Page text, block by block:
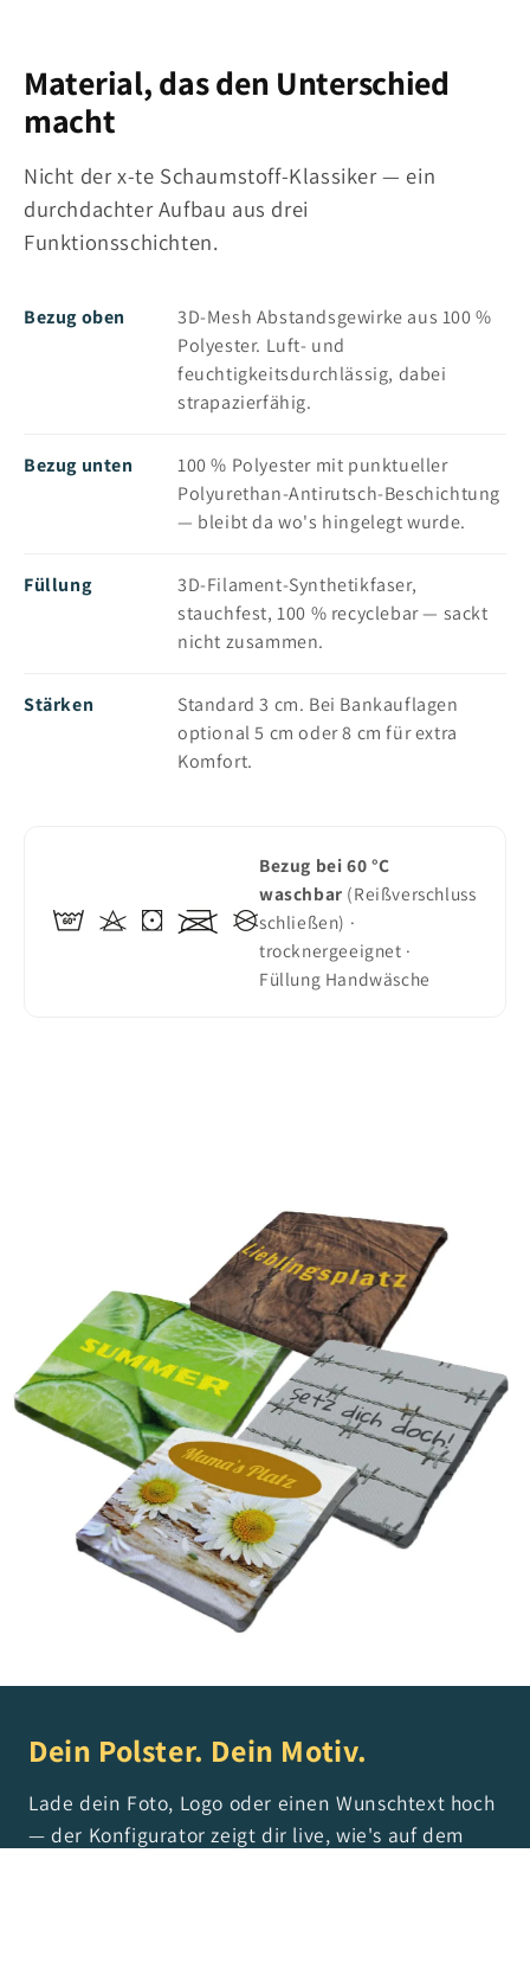
Material, das den Unterschied
macht
Nicht der x-te Schaumstoff-Klassiker — ein
durchdachter Aufbau aus drei
Funktionsschichten.
Bezug oben
3D-Mesh Abstandsgewirke aus 100 %
Polyester. Luft- und
feuchtigkeitsdurchlässig, dabei
strapazierfähig.
Bezug unten
100 % Polyester mit punktueller
Polyurethan-Antirutsch-Beschichtung
— bleibt da wo's hingelegt wurde.
Füllung
3D-Filament-Synthetikfaser,
stauchfest, 100 % recyclebar — sackt
nicht zusammen.
Stärken
Standard 3 cm. Bei Bankauflagen
optional 5 cm oder 8 cm für extra
Komfort.
Bezug bei 60 °C
waschbar (Reißverschluss
schließen) ·
trocknergeeignet ·
Füllung Handwäsche
Dein Polster. Dein Motiv.
Lade dein Foto, Logo oder einen Wunschtext hoch
— der Konfigurator zeigt dir live, wie's auf dem